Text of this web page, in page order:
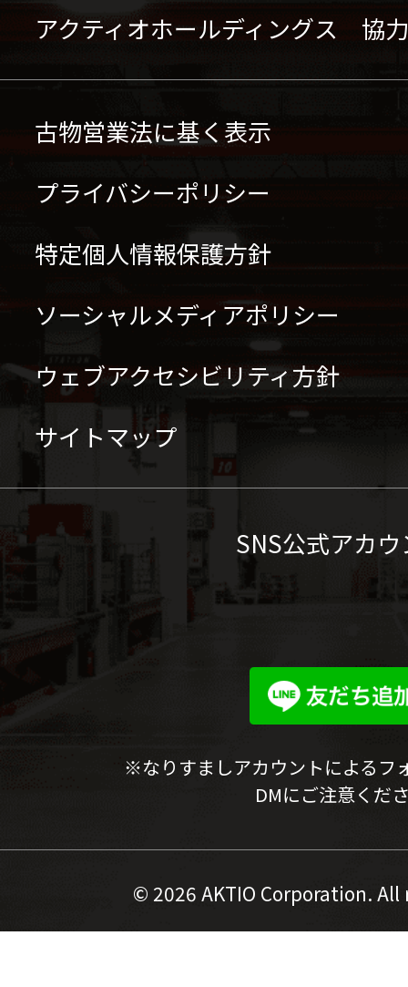
アクティオホールディングス 協
古物営業法に基く表示
プライバシーポリシー
特定個人情報保護方針
ソーシャルメディアポリシー
ウェブアクセシビリティ方針
サイトマップ
SNS公式アカ
※なりすましアカウントによるフ
DMにご注意くだ
© 2026 AKTIO Corporation.